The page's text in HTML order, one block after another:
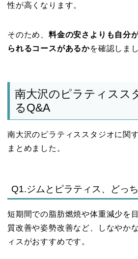
性が高くなります。
そのため、 料金の安さよりも自分
られるコースがあるかを確認しま
南大沢のピラティスス
るQ&A
南大沢のピラティススタジオに関
まとめました。
Q1.ジムとピラティス、どっ
短期間での脂肪燃焼や体重減少を
質改善や姿勢改善など、しなやか
ィスがおすすめです。